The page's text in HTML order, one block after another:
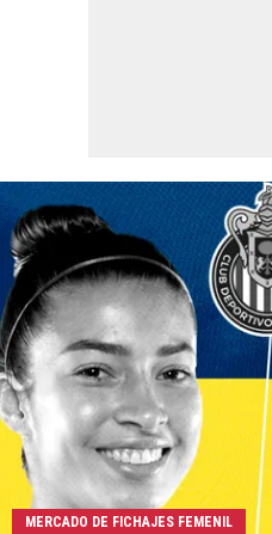
MERCADO DE FICHAJES FEMENIL